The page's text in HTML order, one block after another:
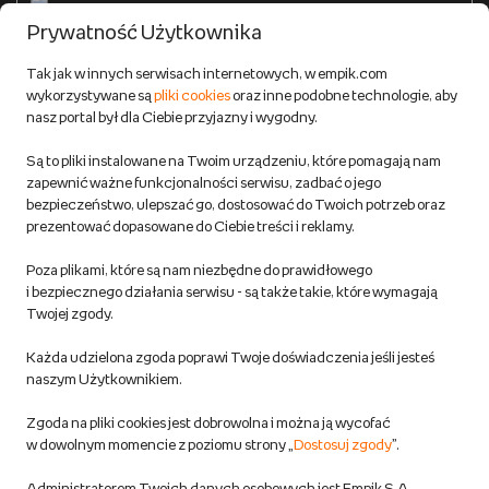
Zwroty
Reklamacje
Regulamin empik.com
Pozostałe Regulaminy Empiku
Polityka prywatności empik.com
produktów niebezpiecznych
Dostosuj zgody
Polityka prywatności empik
Do 100 zł na pierwsze zakupy w aplikacji. Pobierz i
korzystaj z kodów zniżkowych.Dowiedz się więcej
Prywatność Użytkownika
Tak jak w innych serwisach internetowych, w empik.com
wykorzystywane sąpliki cookiesoraz inne podobne technologie, aby
nasz portal był dla Ciebie przyjazny i wygodny.
Są to pliki instalowane na Twoim urządzeniu, które pomagają nam
zapewnić ważne funkcjonalności serwisu, zadbać o jego
bezpieczeństwo, ulepszać go, dostosować do Twoich potrzeb oraz
prezentować dopasowane do Ciebie treści i reklamy.
Poza plikami, które są nam niezbędne do prawidłowego
i bezpiecznego działania serwisu - są także takie, które wymagają
Twojej zgody.
Każda udzielona zgoda poprawi Twoje doświadczenia jeśli jesteś
naszym Użytkownikiem.
Zgoda na pliki cookies jest dobrowolna i można ją wycofać
w dowolnym momencie z poziomu strony „ Dostosuj zgody”.